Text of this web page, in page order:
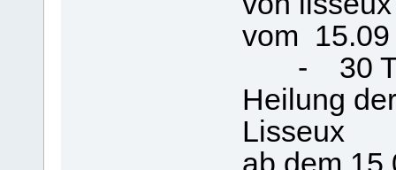
vom
- 30
Heilung
Lisseux